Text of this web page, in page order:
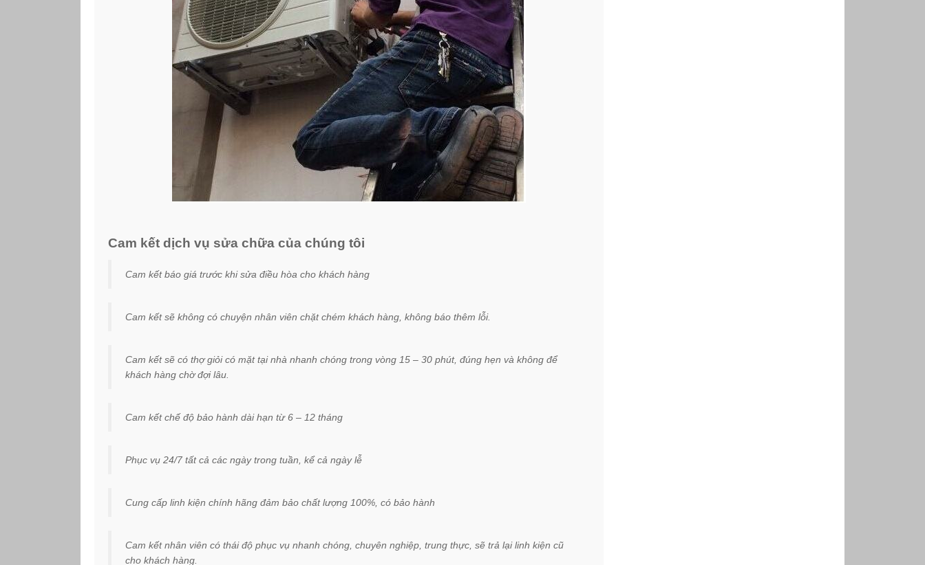
Cam kết dịch vụ sửa chữa của chúng tôi
Cam kết báo giá trước khi sửa điều hòa cho khách hàng
Cam kết sẽ không có chuyện nhân viên chặt chém khách hàng, không báo thêm lỗi.
Cam kết sẽ có thợ giỏi có mặt tại nhà nhanh chóng trong vòng 15 – 30 phút, đúng hẹn và không để
khách hàng chờ đợi lâu.
Cam kết chế độ bảo hành dài hạn từ 6 – 12 tháng
Phục vụ 24/7 tất cả các ngày trong tuần, kể cả ngày lễ
Cung cấp linh kiện chính hãng đảm bảo chất lượng 100%, có bảo hành
Cam kết nhân viên có thái độ phục vụ nhanh chóng, chuyên nghiệp, trung thực, sẽ trả lại linh kiện cũ
cho khách hàng.